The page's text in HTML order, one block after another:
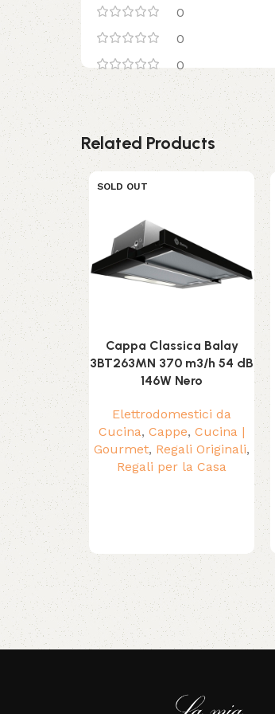
0
0
0
Related Products
SOLD OUT
Cappa Classica Balay
3BT263MN 370 m3/h 54 dB
146W Nero
Elettrodomestici da
Cucina, Cappe, Cucina |
Gourmet, Regali Originali,
Regali per la Casa
Read More